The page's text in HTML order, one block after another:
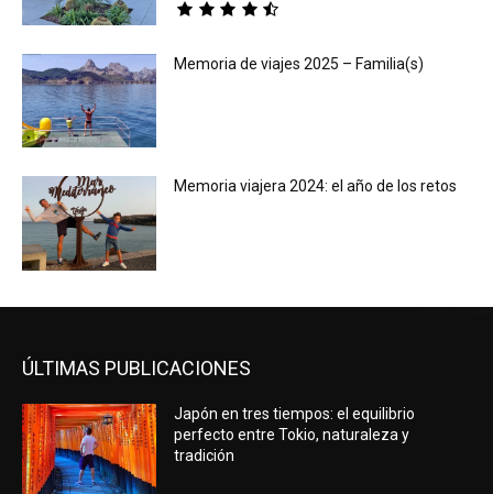
Memoria de viajes 2025 – Familia(s)
Memoria viajera 2024: el año de los retos
ÚLTIMAS PUBLICACIONES
Japón en tres tiempos: el equilibrio
perfecto entre Tokio, naturaleza y
tradición